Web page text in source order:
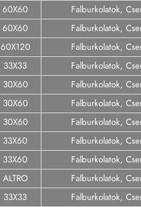
60X60
Falburkolatok,
60X60
Falburkolatok,
60X120
Falburkolatok,
33X33
Falburkolatok,
30X60
Falburkolatok,
30X60
Falburkolatok,
30X60
Falburkolatok,
33X60
Falburkolatok,
33X60
Falburkolatok,
ALTRO
Falburkolatok,
33X33
Falburkolatok,